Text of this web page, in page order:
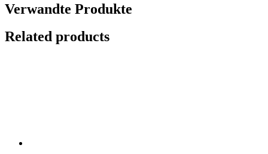
Verwandte Produkte
Related products